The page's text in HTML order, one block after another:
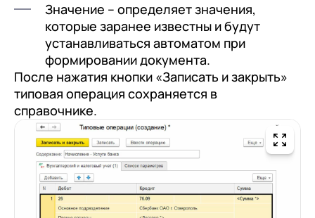
Значение – определяет значения,
которые заранее известны и будут
устанавливаться автоматом при
формировании документа.
После нажатия кнопки «Записать и закрыть»
типовая операция сохраняется в
справочнике.